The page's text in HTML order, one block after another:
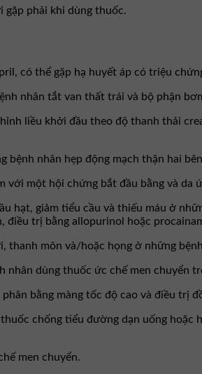
gặp phải khi dùng thuốc.
có thể gặp hạ huyết áp có triệu
nhân tắt van thất trái và bộ phận
liều khởi đầu theo độ thanh thải
bệnh nhân hẹp động mạch thận hai
với một hội chứng bắt đầu bằng và
hạt, giảm tiểu cầu và thiếu máu ở
điều trị bằng allopurinol hoặc
thanh môn và/hoặc họng ở những
nhân dùng thuốc ức chế men chuyển
bằng màng tốc độ cao và điều trị
chống tiểu đường dạn uống
men chuyển.